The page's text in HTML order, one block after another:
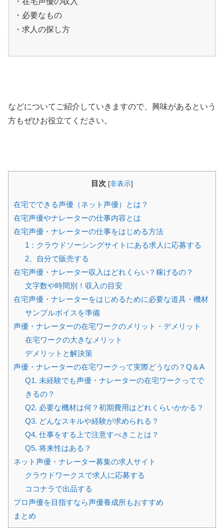
・必要なもの
・求人の探し方
などについてご紹介していきますので、興味があるという
方もぜひお役立てください。
目次 [非表示]
在宅でできる声優（ネット声優）とは？
在宅声優やナレーターの仕事内容とは
在宅声優・ナレーターの仕事をはじめる方法
1：クラウドソーシングサイトにある求人に応募する
2、自分で販売する
在宅声優・ナレーター収入はどれくらい？稼げるの？
文字数や時間別！収入の目安
在宅声優・ナレーターをはじめるために必要な道具・機材
サンプルボイスを準備
声優・ナレーターの在宅ワークのメリット・デメリット
在宅ワークの大きなメリット
デメリットと解決策
声優・ナレーターの在宅ワークって実際どうなの？Q＆A
Q1. 未経験でも声優・ナレーターの在宅ワークってで
きるの？
Q2. 必要な機材は何？初期費用はどれくらいかかる？
Q3. どんなスキルや経験が求められる？
Q4. 仕事をする上で注意すべきことは？
Q5. 将来性はある？
ネット声優・ナレーター募集の求人サイト
クラウドワークスで求人に応募する
ココナラで出品する
プロ声優を目指すなら声優養成所もおすすめ
まとめ